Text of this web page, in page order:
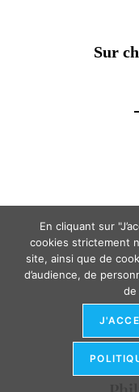
Sur
En cliquant sur
cookies strictement
site, ainsi que de
d’audience, de
de